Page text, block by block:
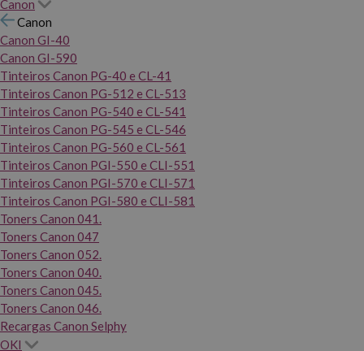
Canon
Canon
Canon GI-40
Canon GI-590
Tinteiros Canon PG-40 e CL-41
Tinteiros Canon PG-512 e CL-513
Tinteiros Canon PG-540 e CL-541
Tinteiros Canon PG-545 e CL-546
Tinteiros Canon PG-560 e CL-561
Tinteiros Canon PGI-550 e CLI-551
Tinteiros Canon PGI-570 e CLI-571
Tinteiros Canon PGI-580 e CLI-581
Toners Canon 041.
Toners Canon 047
Toners Canon 052.
Toners Canon 040.
Toners Canon 045.
Toners Canon 046.
Recargas Canon Selphy
OKI